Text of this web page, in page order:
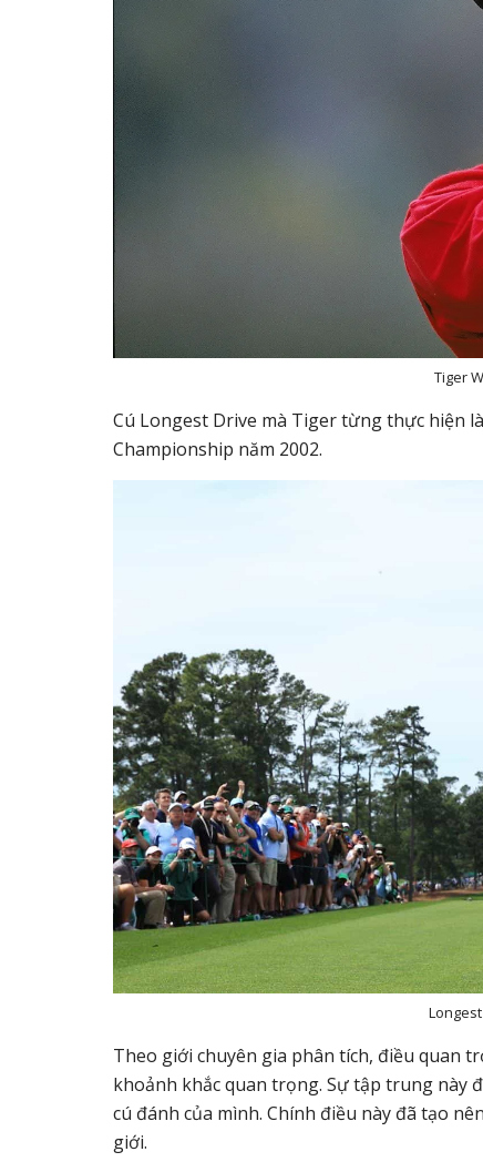
Tiger
Cú Longest Drive mà Tiger từng thực hiện
Championship năm 2002.
Theo giới chuyên gia phân tích, điều quan
khoảnh khắc quan trọng. Sự tập trung này
cú đánh của mình. Chính điều này đã tạo
giới.